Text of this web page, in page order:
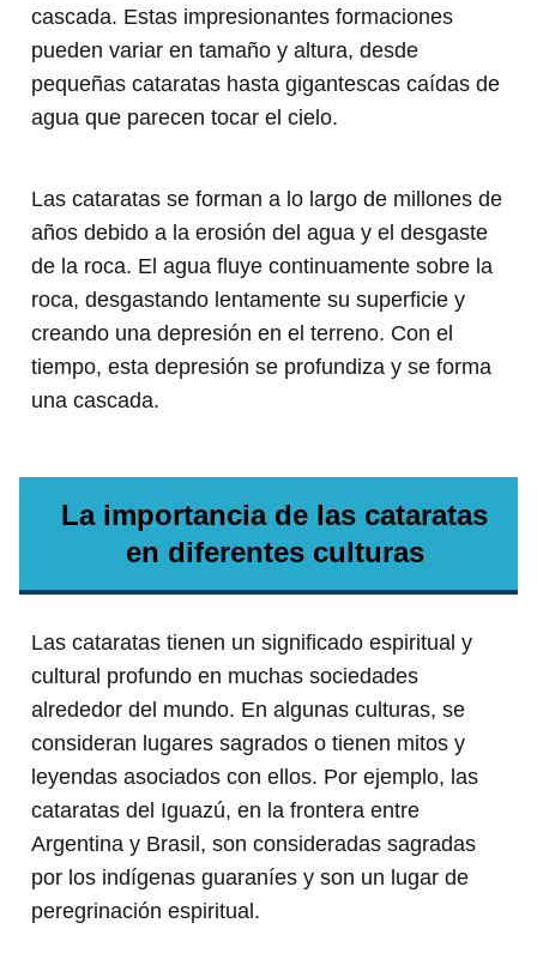
cascada. Estas impresionantes formaciones
pueden variar en tamaño y altura, desde
pequeñas cataratas hasta gigantescas caídas de
agua que parecen tocar el cielo.
Las cataratas se forman a lo largo de millones de
años debido a la erosión del agua y el desgaste
de la roca. El agua fluye continuamente sobre la
roca, desgastando lentamente su superficie y
creando una depresión en el terreno. Con el
tiempo, esta depresión se profundiza y se forma
una cascada.
La importancia de las cataratas
en diferentes culturas
Las cataratas tienen un significado espiritual y
cultural profundo en muchas sociedades
alrededor del mundo. En algunas culturas, se
consideran lugares sagrados o tienen mitos y
leyendas asociados con ellos. Por ejemplo, las
cataratas del Iguazú, en la frontera entre
Argentina y Brasil, son consideradas sagradas
por los indígenas guaraníes y son un lugar de
peregrinación espiritual.